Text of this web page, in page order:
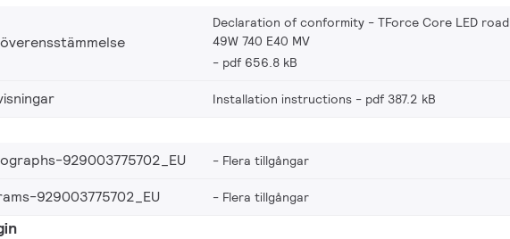
Declaration of conformity - TForce Core LED road
49W 740 E40 MV
pdf 656.8 kB
Installation instructions pdf 387.2 kB
929003775702_EU Flera tillgångar
929003775702_EU
Flera tillgångar